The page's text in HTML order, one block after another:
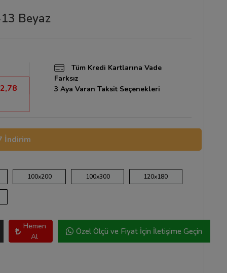
Beyaz
Tüm Kredi Kartlarına Vade
Farksız
3 Aya Varan Taksit Seçenekleri
İndirim
100x200 100x300 120x180
Hemen
Al
Özel Ölçü ve Fiyat İçin İletişime Geçin